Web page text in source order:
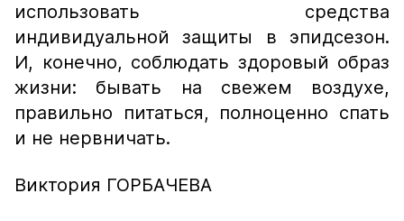
использовать средства
индивидуальной защиты в эпидсезон.
И, конечно, соблюдать здоровый образ
жизни: бывать на свежем воздухе,
правильно питаться, полноценно спать
и не нервничать.
Виктория ГОРБАЧЕВА